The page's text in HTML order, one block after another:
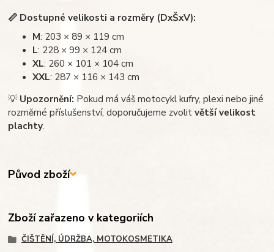
📏 Dostupné velikosti a rozměry (DxŠxV):
M: 203 × 89 × 119 cm
L: 228 × 99 × 124 cm
XL: 260 × 101 × 104 cm
XXL: 287 × 116 × 143 cm
💡Upozornění: Pokud má váš motocykl kufry, plexi nebo jiné
rozměrné příslušenství, doporučujeme zvolitvětší velikost
plachty.
Původ zboží
Zboží zařazeno v kategoriích
ČIŠTĚNÍ, ÚDRŽBA, MOTOKOSMETIKA